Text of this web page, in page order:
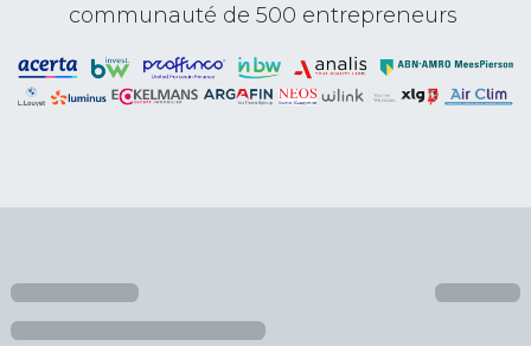
communauté de 500 entrepreneurs